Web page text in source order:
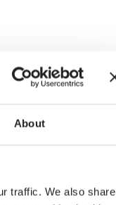
About
traffic. We also share